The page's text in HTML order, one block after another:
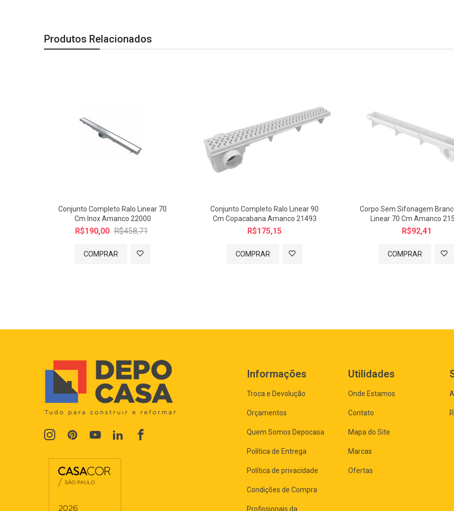
Produtos Relacionados
Conjunto Completo Ralo Linear 70
Cm Inox Amanco 22000
R$190,00 R$458,71
COMPRAR
Conjunto Completo Ralo Linear 90
Cm Copacabana Amanco 21493
R$175,15
COMPRAR
Corpo Sem Sifonagem
Linear 70 Cm Amanco
R$92,41
COMPRAR
Informações
Troca e Devolução
Orçamentos
Quem Somos Depocasa
Política de Entrega
Política de privacidade
Condições de Compra
Profissionais da
Utilidades
Onde Estamos
Contato
Mapa do Site
Marcas
Ofertas